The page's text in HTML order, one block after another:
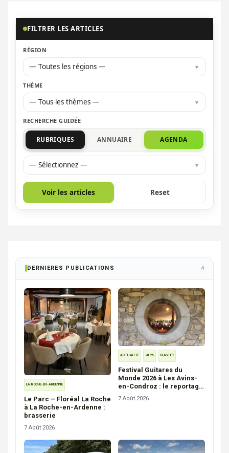
FILTRER LES ARTICLES
RÉGION
— Toutes les régions —
THÈME
— Tous les thèmes —
RECHERCHE GUIDÉE
RUBRIQUES ANNUAIRE AGENDA
— Sélectionnez —
Voir les articles Reset
DERNIERES PUBLICATIONS 4
LA ROCHE-EN-ARDENNE
Le Parc – Floréal La Roche
à La Roche-en-Ardenne :
brasserie
7 Août 2026
ACTUALITÉ 2026 CLAVIER
Festival Guitares du
Monde 2026 à Les Avins-
en-Condroz : le reportage
7 Août 2026